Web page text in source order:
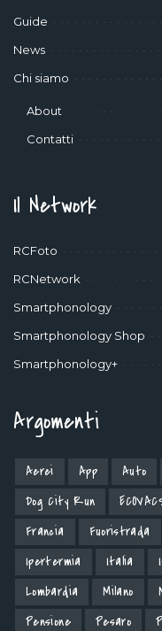
Guide
News
Chi siamo
About
Contatti
Il Network
RCFoto
RCNetwork
Smartphonology
Smartphonology Shop
Smartphonology+
Argomenti
Aerei App Auto
Dog City Run
Francia
Fuoristrada
Ipertermia
Italia
Lombardia
Milano
Pensione
Pesaro